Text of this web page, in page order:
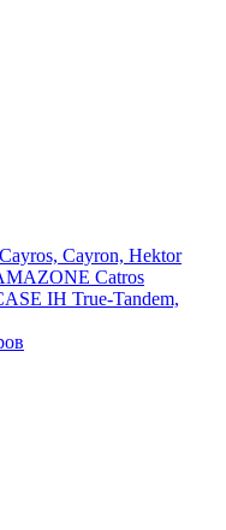
Cayron, Hektor
Catros
IH True-Tandem,